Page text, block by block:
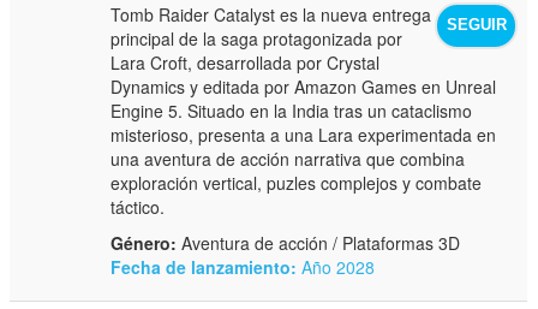
SEGUIR
Tomb Raider Catalyst es la nueva entrega
principal de la saga protagonizada por
Lara Croft, desarrollada por Crystal
Dynamics y editada por Amazon Games en Unreal
Engine 5. Situado en la India tras un cataclismo
misterioso, presenta a una Lara experimentada en
una aventura de acción narrativa que combina
exploración vertical, puzles complejos y combate
táctico.
Género: Aventura de acción / Plataformas 3D
Fecha de lanzamiento: Año 2028